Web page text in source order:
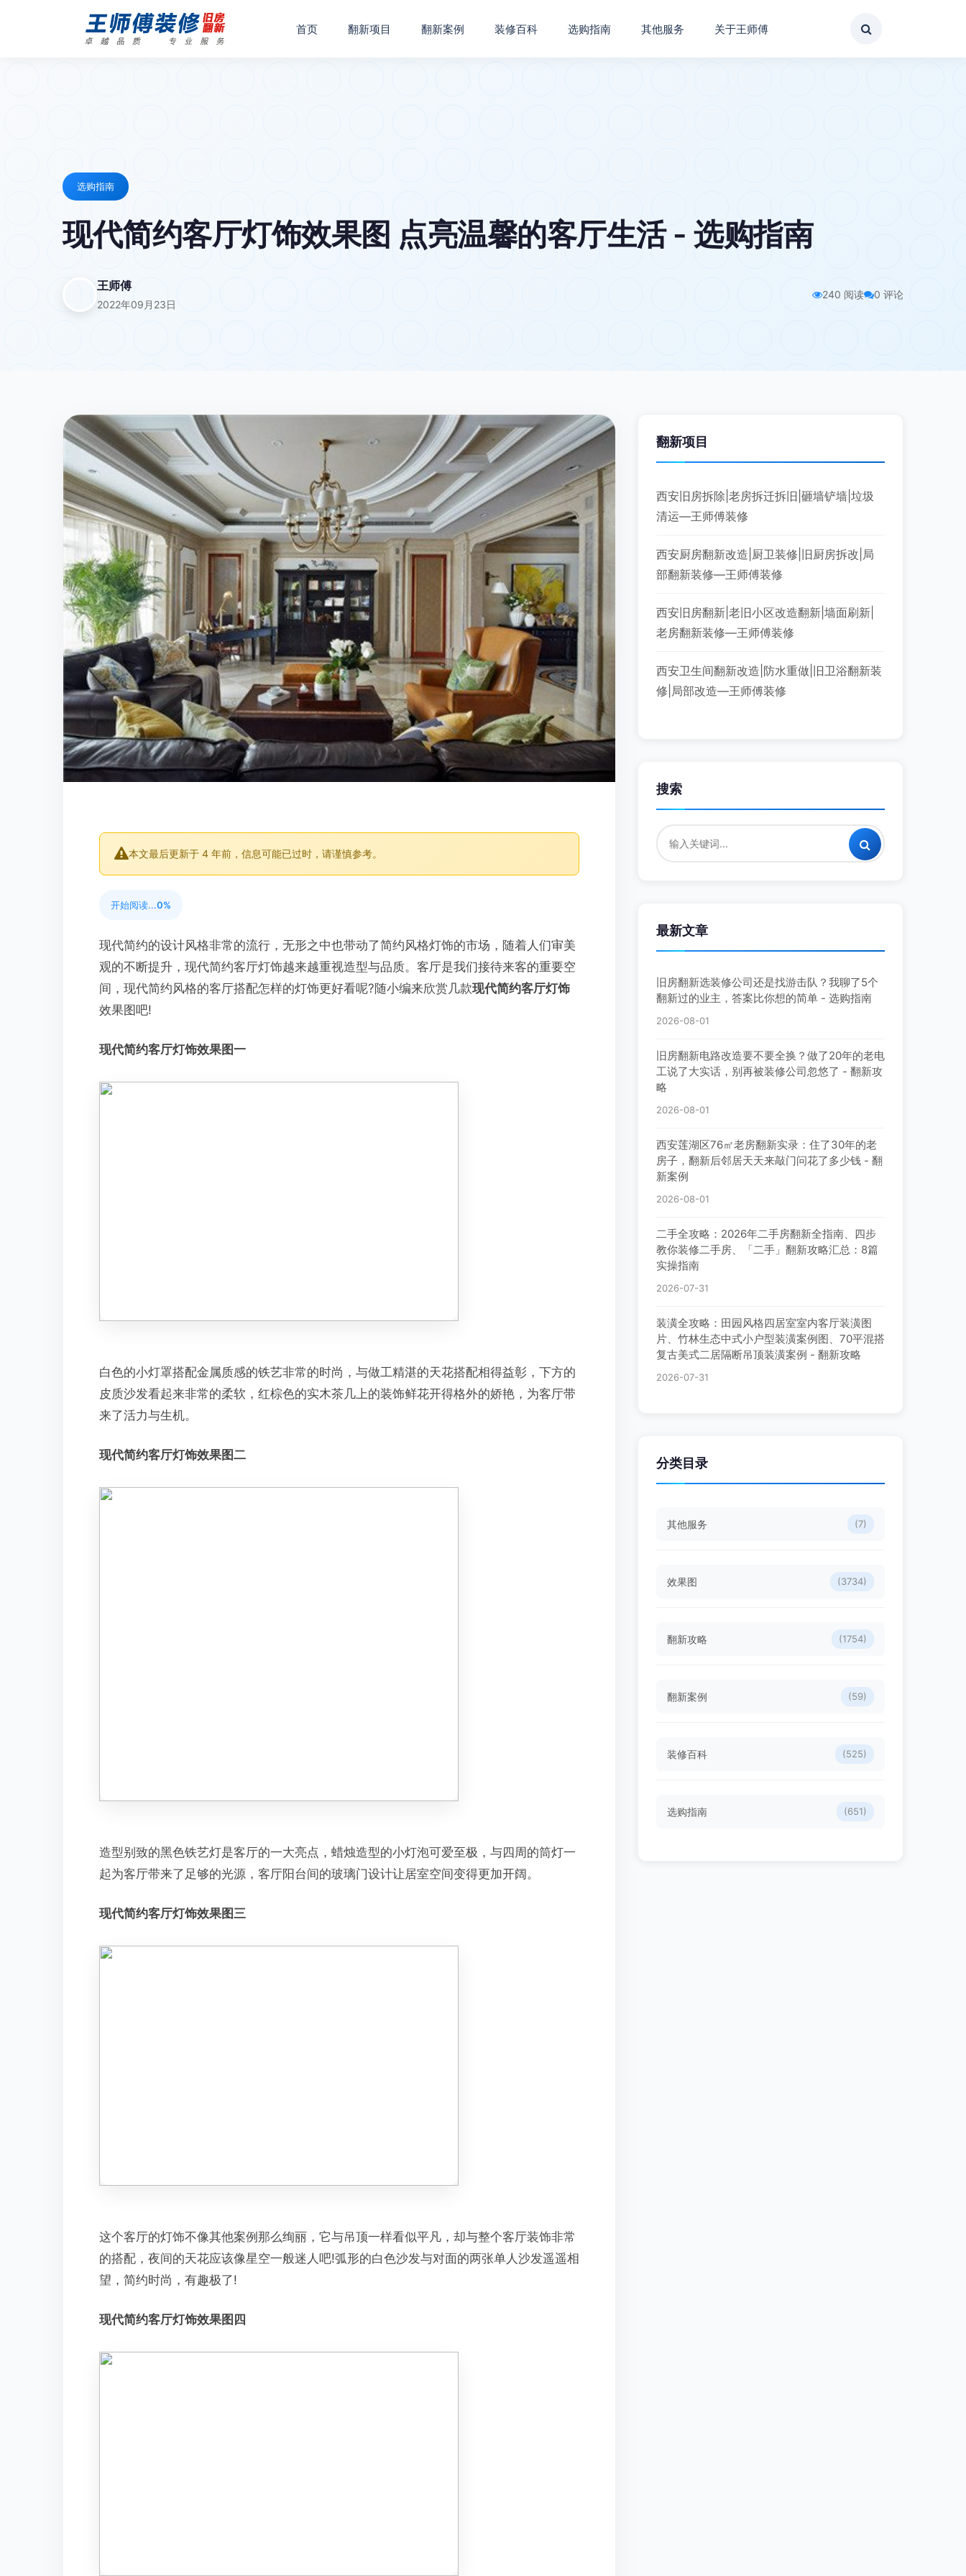
首页 翻新项目 翻新案例 装修百科 选购指南 其他服务 关于王师傅
选购指南
现代简约客厅灯饰效果图 点亮温馨的客厅生活 - 选购指南
王师傅
2022年09月23日
240 阅读 0 评论
本文最后更新于 4 年前，信息可能已过时，请谨慎参考。
开始阅读...0%
现代简约的设计风格非常的流行，无形之中也带动了简约风格灯饰的市场，随着人们审美
观的不断提升，现代简约客厅灯饰越来越重视造型与品质。客厅是我们接待来客的重要空
间，现代简约风格的客厅搭配怎样的灯饰更好看呢?随小编来欣赏几款现代简约客厅灯饰
效果图吧!
现代简约客厅灯饰效果图一
白色的小灯罩搭配金属质感的铁艺非常的时尚，与做工精湛的天花搭配相得益彰，下方的
皮质沙发看起来非常的柔软，红棕色的实木茶几上的装饰鲜花开得格外的娇艳，为客厅带
来了活力与生机。
现代简约客厅灯饰效果图二
造型别致的黑色铁艺灯是客厅的一大亮点，蜡烛造型的小灯泡可爱至极，与四周的筒灯一
起为客厅带来了足够的光源，客厅阳台间的玻璃门设计让居室空间变得更加开阔。
现代简约客厅灯饰效果图三
这个客厅的灯饰不像其他案例那么绚丽，它与吊顶一样看似平凡，却与整个客厅装饰非常
的搭配，夜间的天花应该像星空一般迷人吧!弧形的白色沙发与对面的两张单人沙发遥遥相
望，简约时尚，有趣极了!
现代简约客厅灯饰效果图四
翻新项目
西安旧房拆除|老房拆迁拆旧|砸墙铲墙|垃圾
清运—王师傅装修
西安厨房翻新改造|厨卫装修|旧厨房拆改|局
部翻新装修—王师傅装修
西安旧房翻新|老旧小区改造翻新|墙面刷新|
老房翻新装修—王师傅装修
西安卫生间翻新改造|防水重做|旧卫浴翻新装
修|局部改造—王师傅装修
搜索
最新文章
旧房翻新选装修公司还是找游击队？我聊了5个
翻新过的业主，答案比你想的简单 - 选购指南
2026-08-01
旧房翻新电路改造要不要全换？做了20年的老电
工说了大实话，别再被装修公司忽悠了 - 翻新攻
略
2026-08-01
西安莲湖区76㎡老房翻新实录：住了30年的老
房子，翻新后邻居天天来敲门问花了多少钱 - 翻
新案例
2026-08-01
二手全攻略：2026年二手房翻新全指南、四步
教你装修二手房、「二手」翻新攻略汇总：8篇
实操指南
2026-07-31
装潢全攻略：田园风格四居室室内客厅装潢图
片、竹林生态中式小户型装潢案例图、70平混搭
复古美式二居隔断吊顶装潢案例 - 翻新攻略
2026-07-31
分类目录
其他服务 (7)
效果图 (3734)
翻新攻略 (1754)
翻新案例 (59)
装修百科 (525)
选购指南 (651)